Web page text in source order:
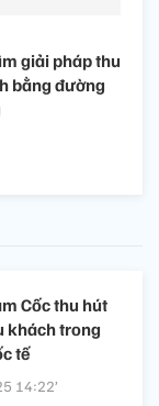
giải pháp thu
bằng đường
Cốc thu hút
khách trong
tế
14:22’